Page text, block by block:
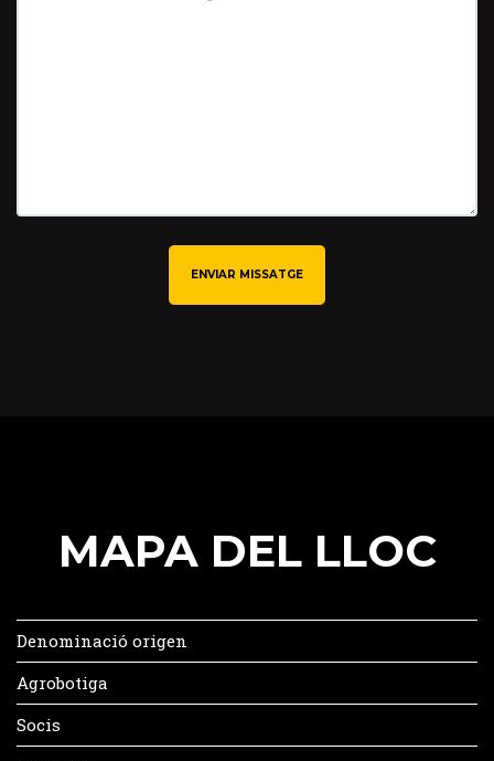
ENVIAR MISSATGE
MAPA DEL LLOC
Denominació origen
Agrobotiga
Socis